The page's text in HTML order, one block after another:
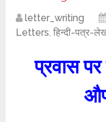
letter_writing
Letters,हिन्दी-पत्र-
प्रवास